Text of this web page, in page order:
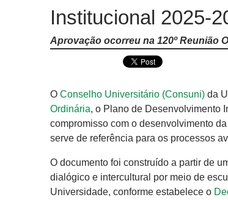
Institucional 2025-
Aprovação ocorreu na 120º Reunião
O Conselho Universitário (Consuni) da
Ordinária, o Plano de Desenvolvimento
compromisso com o desenvolvimento
serve de referência para os processos
O documento foi construído a partir de
dialógico e intercultural por meio de
Universidade, conforme estabelece o